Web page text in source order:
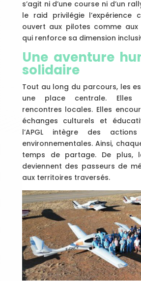
s’agit ni d’une course ni d’un
le raid privilégie l’expérience
ouvert aux pilotes comme
qui renforce sa dimension
Une aventure
solidaire
Tout au long du parcours, les
une place centrale. Elles
rencontres locales. Elles
échanges culturels et
l’APGL intègre des
environnementales. Ainsi,
temps de partage. De plus,
deviennent des passeurs de
aux territoires traversés.